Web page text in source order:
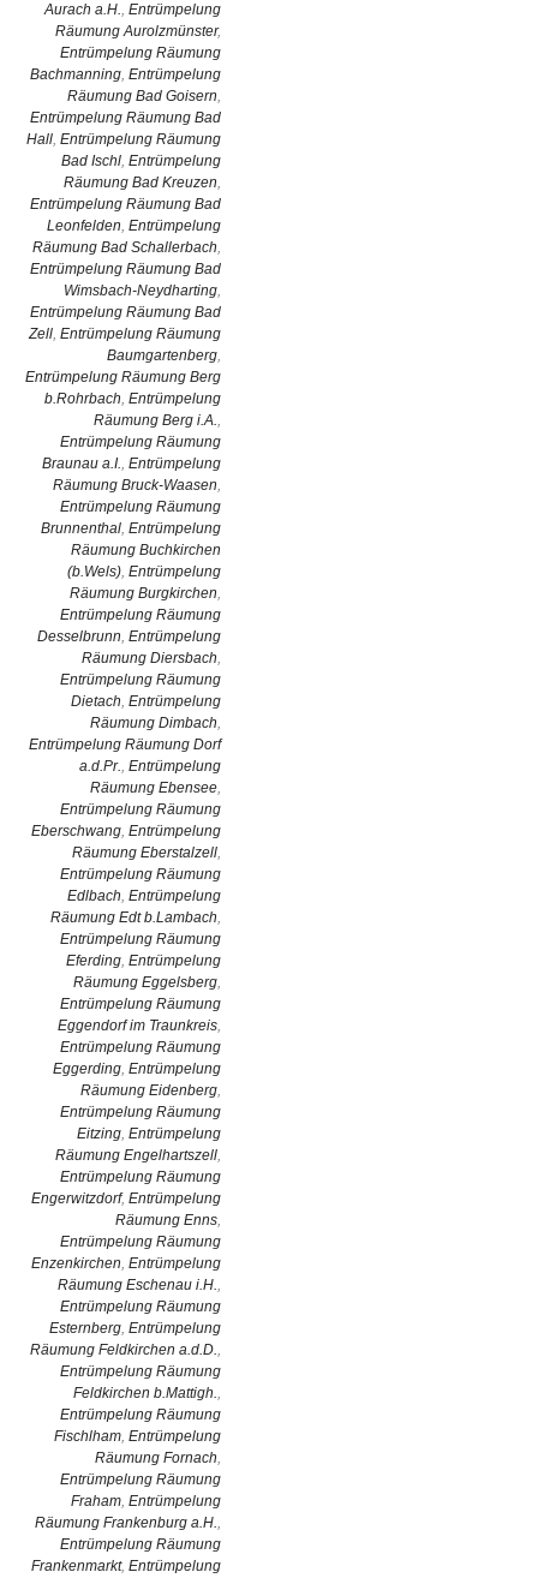
Aurach a.H., Entrümpelung
Räumung Aurolzmünster,
Entrümpelung Räumung
Bachmanning, Entrümpelung
Räumung Bad Goisern,
Entrümpelung Räumung Bad
Hall, Entrümpelung Räumung
Bad Ischl, Entrümpelung
Räumung Bad Kreuzen,
Entrümpelung Räumung Bad
Leonfelden, Entrümpelung
Räumung Bad Schallerbach,
Entrümpelung Räumung Bad
Wimsbach-Neydharting,
Entrümpelung Räumung Bad
Zell, Entrümpelung Räumung
Baumgartenberg,
Entrümpelung Räumung Berg
b.Rohrbach, Entrümpelung
Räumung Berg i.A.,
Entrümpelung Räumung
Braunau a.I., Entrümpelung
Räumung Bruck-Waasen,
Entrümpelung Räumung
Brunnenthal, Entrümpelung
Räumung Buchkirchen
(b.Wels), Entrümpelung
Räumung Burgkirchen,
Entrümpelung Räumung
Desselbrunn, Entrümpelung
Räumung Diersbach,
Entrümpelung Räumung
Dietach, Entrümpelung
Räumung Dimbach,
Entrümpelung Räumung Dorf
a.d.Pr., Entrümpelung
Räumung Ebensee,
Entrümpelung Räumung
Eberschwang, Entrümpelung
Räumung Eberstalzell,
Entrümpelung Räumung
Edlbach, Entrümpelung
Räumung Edt b.Lambach,
Entrümpelung Räumung
Eferding, Entrümpelung
Räumung Eggelsberg,
Entrümpelung Räumung
Eggendorf im Traunkreis,
Entrümpelung Räumung
Eggerding, Entrümpelung
Räumung Eidenberg,
Entrümpelung Räumung
Eitzing, Entrümpelung
Räumung Engelhartszell,
Entrümpelung Räumung
Engerwitzdorf, Entrümpelung
Räumung Enns,
Entrümpelung Räumung
Enzenkirchen, Entrümpelung
Räumung Eschenau i.H.,
Entrümpelung Räumung
Esternberg, Entrümpelung
Räumung Feldkirchen a.d.D.,
Entrümpelung Räumung
Feldkirchen b.Mattigh.,
Entrümpelung Räumung
Fischlham, Entrümpelung
Räumung Fornach,
Entrümpelung Räumung
Fraham, Entrümpelung
Räumung Frankenburg a.H.,
Entrümpelung Räumung
Frankenmarkt, Entrümpelung